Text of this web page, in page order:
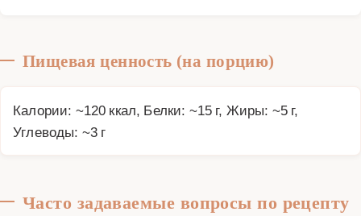
Пищевая ценность (на порцию)
Калории: ~120 ккал, Белки: ~15 г, Жиры: ~5 г,
Углеводы: ~3 г
Часто задаваемые вопросы по рецепту